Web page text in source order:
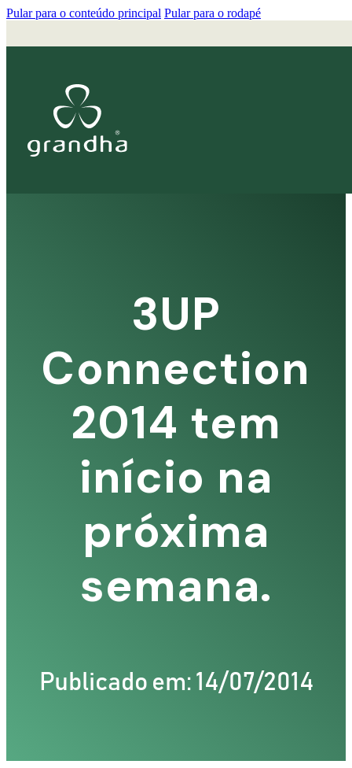
Pular para o conteúdo principal Pular para o rodapé
3UP
Connection
2014 tem
início na
próxima
semana.
Publicado em: 14/07/2014